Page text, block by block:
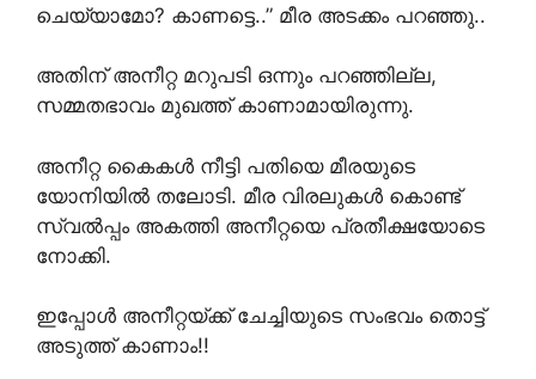
ചെയ്യാമോ? കാണട്ടെ..” മീര അടക്കം പറഞ്ഞു..
അതിന് അനീറ്റ മറുപടി ഒന്നും പറഞ്ഞില്ല,
സമ്മതഭാവം മുഖത്ത് കാണാമായിരുന്നു.
അനീറ്റ കൈകൾ നീട്ടി പതിയെ മീരയുടെ
യോനിയിൽ തലോടി. മീര വിരലുകൾ കൊണ്ട്
സ്വൽപ്പം അകത്തി അനീറ്റയെ പ്രതീക്ഷയോടെ
നോക്കി.
ഇപ്പോൾ അനീറ്റയ്ക്ക് ചേച്ചിയുടെ സംഭവം തൊട്ട്
അടുത്ത് കാണാം!!